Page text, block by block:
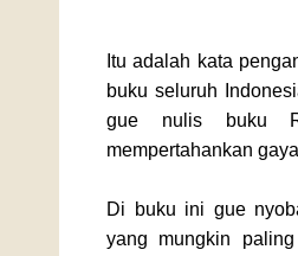
Itu adalah kata
buku seluruh
gue nulis buku
mempertahankan
Di buku ini gue
yang mungkin